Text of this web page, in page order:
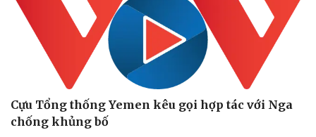
Cựu Tổng thống Yemen kêu gọi hợp tác với Nga
chống khủng bố